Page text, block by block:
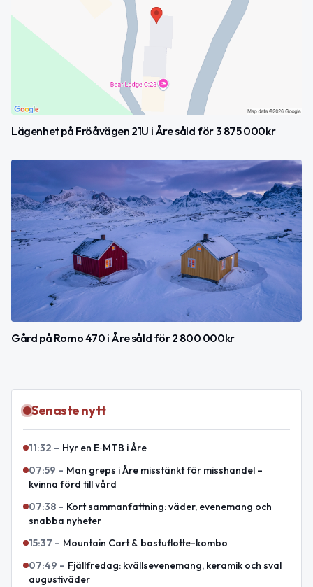
Lägenhet på Fröåvägen 21U i Åre såld för 3 875 000kr
Gård på Romo 470 i Åre såld för 2 800 000kr
Senaste nytt
11:32 – Hyr en E‑MTB i Åre
07:59 – Man greps i Åre misstänkt för misshandel –
kvinna förd till vård
07:38 – Kort sammanfattning: väder, evenemang och
snabba nyheter
15:37 – Mountain Cart & bastuflotte-kombo
07:49 – Fjällfredag: kvällsevenemang, keramik och sval
augustiväder